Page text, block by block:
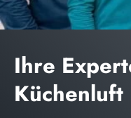
Ihre
Küchenluft